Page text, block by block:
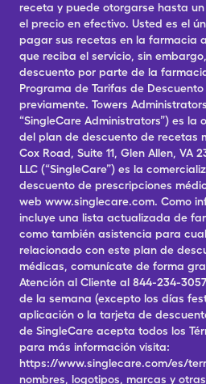
receta y puede otorgarse hasta
el precio en efectivo. Usted es el
pagar sus recetas en la farmacia
que reciba el servicio, sin
descuento por parte de la
Programa de Tarifas de
previamente. Towers
“SingleCare Administrators”) es la
del plan de descuento de recetas
Cox Road, Suite 11, Glen Allen, VA
LLC (“SingleCare”) es la
descuento de prescripciones
web www.singlecare.com. Como
incluye una lista actualizada de
como también asistencia para
relacionado con este plan de
médicas, comunícate de forma
Atención al Cliente al 844-234-
de la semana (excepto los días
aplicación o la tarjeta de
de SingleCare acepta todos los
para más información visita:
https://www.singlecare.com/es/
nombres, logotipos, marcas y